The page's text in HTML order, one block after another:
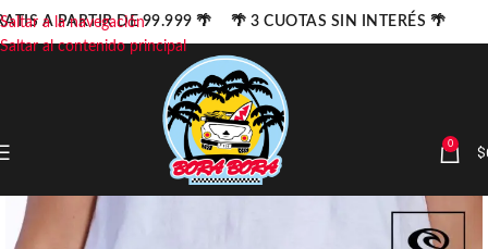
Saltar a la navegación
Saltar al contenido principal
0 $
A PARTIR DE 99.999 🌴 🌴 3 CUOTAS SIN INTERÉS 🌴